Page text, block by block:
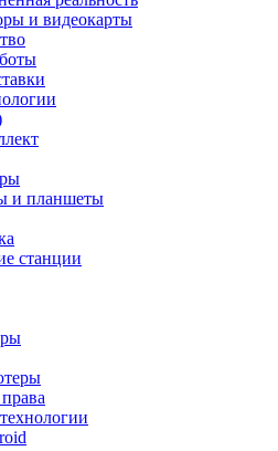
и видеокарты
и планшеты
станции